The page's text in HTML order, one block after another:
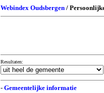
Webindex Oudsbergen /
Resultaten:
- Gemeentelijke informatie